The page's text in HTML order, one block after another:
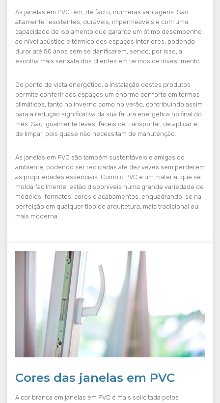
As janelas em PVC têm, de facto, inúmeras vantagens. São
altamente resistentes, duráveis, impermeáveis e com uma
capacidade de isolamento que garante um ótimo desempenho
ao nível acústico e térmico dos espaços interiores, podendo
durar até 50 anos sem se danificarem, sendo, por isso, a
escolha mais sensata dos clientes em termos de investimento.
Do ponto de vista energético, a instalação destes produtos
permite conferir aos espaços um enorme conforto em termos
climáticos, tanto no inverno como no verão, contribuindo assim
para a redução significativa da sua fatura energética no final do
mês. São igualmente leves, fáceis de transportar, de aplicar e
de limpar, pois quase não necessitam de manutenção.
As janelas em PVC são também sustentáveis e amigas do
ambiente, podendo ser recicladas até dez vezes sem perderem
as propriedades essenciais. Como o PVC é um material que se
molda facilmente, estão disponíveis numa grande variedade de
modelos, formatos, cores e acabamentos, enquadrando-se na
perfeição em qualquer tipo de arquitetura, mais tradicional ou
mais moderna.
Cores das janelas em PVC
A cor branca em janelas em PVC é mais solicitada pelos